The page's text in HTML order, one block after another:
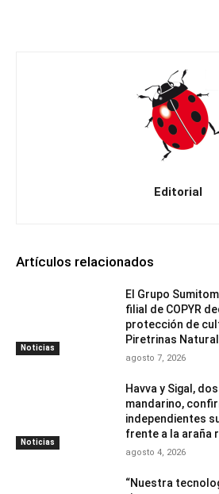
Editorial
Artículos relacionados
Noticias
El Grupo
filial de COPYR
protección de
Piretrinas
agosto 7, 2026
Noticias
Havva y Sigal,
mandarino,
independientes
frente a la araña
agosto 4, 2026
“Nuestra